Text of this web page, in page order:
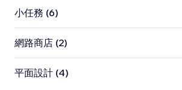
小任務 (6)
網路商店 (2)
平面設計 (4)